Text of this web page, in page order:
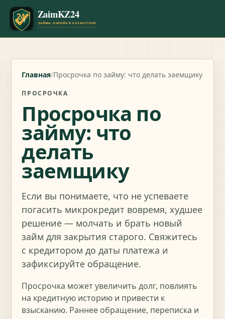
Главная/Просрочка по займу: что делать заемщику
ПРОСРОЧКА
Просрочка по
займу: что
делать
заемщику
Если вы понимаете, что не успеваете
погасить микрокредит вовремя, худшее
решение — молчать и брать новый
займ для закрытия старого. Свяжитесь
с кредитором до даты платежа и
зафиксируйте обращение.
Просрочка может увеличить долг, повлиять
на кредитную историю и привести к
взысканию. Раннее обращение, переписка и